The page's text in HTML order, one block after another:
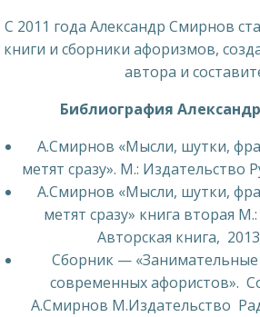
С 2011 года Александр Смирнов
книги и сборники афоризмов,
автора и
Библиография
А.Смирнов «Мысли, шутки,
метят сразу». М.: Издательство
А.Смирнов «Мысли, шутки,
метят сразу» книга вторая
Авторская книга,
Сборник — «Занимательные
современных афористов».
А.Смирнов М.Издательство